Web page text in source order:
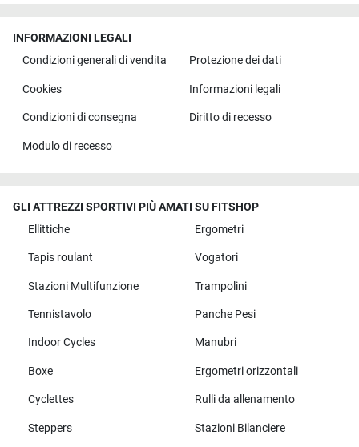
INFORMAZIONI LEGALI
Condizioni generali di vendita
Protezione dei dati
Cookies Informazioni legali
Condizioni di consegna Diritto di recesso
Modulo di recesso
GLI ATTREZZI SPORTIVI PIÙ AMATI SU FITSHOP
Ellittiche
Ergometri
Tapis roulant Vogatori
Stazioni Multifunzione Trampolini
Tennistavolo Panche Pesi
Indoor Cycles Manubri
Boxe Ergometri orizzontali
Cyclettes Rulli da allenamento
Steppers Stazioni Bilanciere